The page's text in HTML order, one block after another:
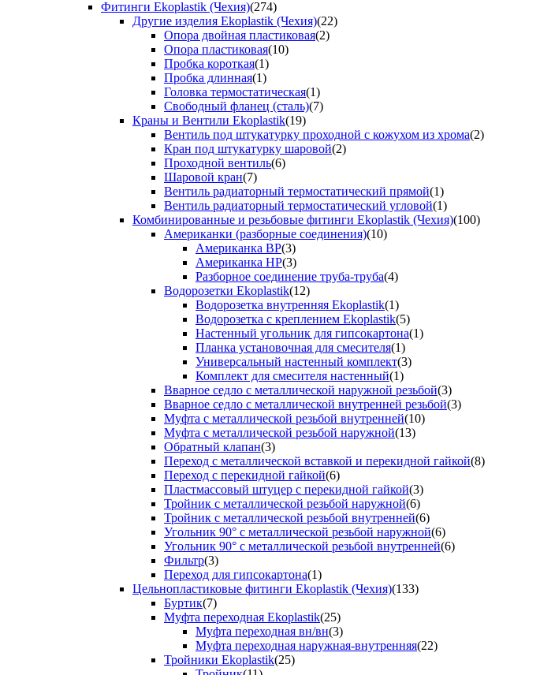
Фитинги Ekoplastik (Чехия)(274)
Другие изделия Ekoplastik (Чехия)(22)
Опора двойная пластиковая(2)
Опора пластиковая(10)
Пробка короткая(1)
Пробка длинная(1)
Головка термостатическая(1)
Свободный фланец (сталь)(7)
Краны и Вентили Ekoplastik(19)
Вентиль под штукатурку проходной с кожухом из хрома(2)
Кран под штукатурку шаровой(2)
Проходной вентиль(6)
Шаровой кран(7)
Вентиль радиаторный термостатический прямой(1)
Вентиль радиаторный термостатический угловой(1)
Комбинированные и резьбовые фитинги Ekoplastik (Чехия)(100)
Американки (разборные соединения)(10)
Американка ВР(3)
Американка НР(3)
Разборное соединение труба-труба(4)
Водорозетки Ekoplastik(12)
Водорозетка внутренняя Ekoplastik(1)
Водорозетка с креплением Ekoplastik(5)
Настенный угольник для гипсокартона(1)
Планка установочная для смесителя(1)
Универсальный настенный комплект(3)
Комплект для смесителя настенный(1)
Вварное седло с металлической наружной резьбой(3)
Вварное седло с металлической внутренней резьбой(3)
Муфта с металлической резьбой внутренней(10)
Муфта с металлической резьбой наружной(13)
Обратный клапан(3)
Переход с металлической вставкой и перекидной гайкой(8)
Переход с перекидной гайкой(6)
Пластмассовый штуцер с перекидной гайкой(3)
Тройник с металлической резьбой наружной(6)
Тройник с металлической резьбой внутренней(6)
Угольник 90° с металлической резьбой наружной(6)
Угольник 90° с металлической резьбой внутренней(6)
Фильтр(3)
Переход для гипсокартона(1)
Цельнопластиковые фитинги Ekoplastik (Чехия)(133)
Буртик(7)
Муфта переходная Ekoplastik(25)
Муфта переходная вн/вн(3)
Муфта переходная наружная-внутренняя(22)
Тройники Ekoplastik(25)